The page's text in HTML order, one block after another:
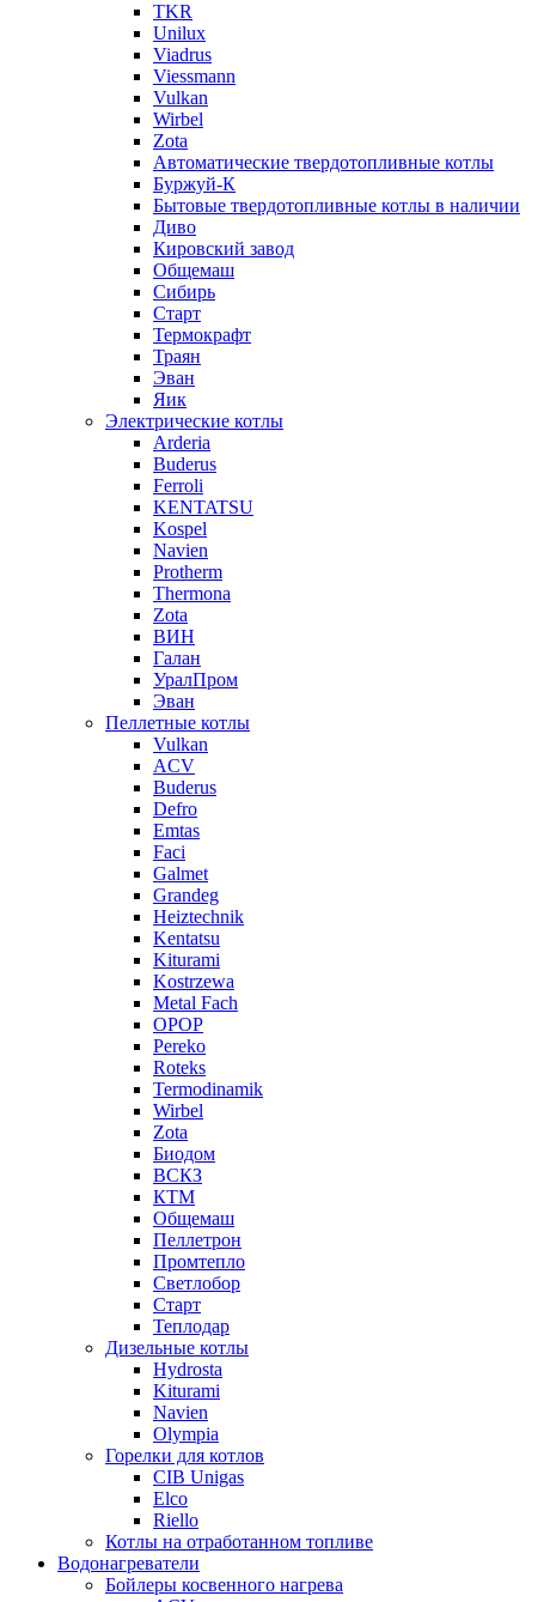
TKR
Unilux
Viadrus
Viessmann
Vulkan
Wirbel
Zota
Автоматические твердотопливные котлы
Буржуй-К
Бытовые твердотопливные котлы в наличии
Диво
Кировский завод
Общемаш
Сибирь
Старт
Термокрафт
Траян
Эван
Яик
Электрические котлы
Arderia
Buderus
Ferroli
KENTATSU
Kospel
Navien
Protherm
Thermona
Zota
ВИН
Галан
УралПром
Эван
Пеллетные котлы
Vulkan
ACV
Buderus
Defro
Emtas
Faci
Galmet
Grandeg
Heiztechnik
Kentatsu
Kiturami
Kostrzewa
Metal Fach
OPOP
Pereko
Roteks
Termodinamik
Wirbel
Zota
Биодом
ВСКЗ
КТМ
Общемаш
Пеллетрон
Промтепло
Светлобор
Старт
Теплодар
Дизельные котлы
Hydrosta
Kiturami
Navien
Olympia
Горелки для котлов
CIB Unigas
Elco
Riello
Котлы на отработанном топливе
Водонагреватели
Бойлеры косвенного нагрева